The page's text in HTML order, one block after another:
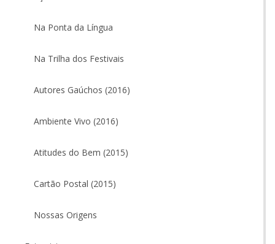
Na Ponta da Língua
Na Trilha dos Festivais
Autores Gaúchos (2016)
Ambiente Vivo (2016)
Atitudes do Bem (2015)
Cartão Postal (2015)
Nossas Origens